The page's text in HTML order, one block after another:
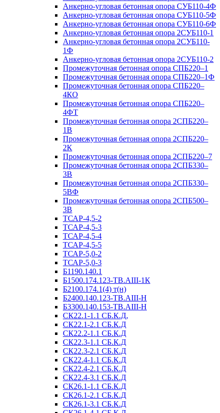
Анкерно-угловая бетонная опора СУБ110-4Ф
Анкерно-угловая бетонная опора СУБ110-5Ф
Анкерно-угловая бетонная опора СУБ110-6Ф
Анкерно-угловая бетонная опора 2СУБ110-1
Анкерно-угловая бетонная опора 2СУБ110-
1Ф
Анкерно-угловая бетонная опора 2СУБ110-2
Промежуточная бетонная опора СПБ220–1
Промежуточная бетонная опора СПБ220–1Ф
Промежуточная бетонная опора СПБ220–
4КО
Промежуточная бетонная опора СПБ220–
4ФТ
Промежуточная бетонная опора 2СПБ220–
1В
Промежуточная бетонная опора 2СПБ220–
2К
Промежуточная бетонная опора 2СПБ220–7
Промежуточная бетонная опора 2СПБ330–
3В
Промежуточная бетонная опора 2СПБ330–
5ВФ
Промежуточная бетонная опора 2СПБ500–
3В
ТСАР-4,5-2
ТСАР-4,5-3
ТСАР-4,5-4
ТСАР-4,5-5
ТСАР-5,0-2
ТСАР-5,0-3
Б1190.140.1
Б1500.174.123-ТВ.АIII-1К
Б2100.174.1(4) т(н)
Б2400.140.123-ТВ.АIII-Н
Б3300.140.153-ТВ.АIII-Н
СК22.1-1.1 СБ.К.Д,
СК22.1-2.1 СБ.К.Д
СК22.2-1.1 СБ.К.Д
СК22.3-1.1 СБ.К.Д
СК22.3-2.1 СБ.К.Д
СК22.4-1.1 СБ.К.Д
СК22.4-2.1 СБ.К.Д
СК22.4-3.1 СБ.К.Д
СК26.1-1.1 СБ.К.Д
СК26.1-2.1 СБ.К.Д
СК26.1-3.1 СБ.К.Д